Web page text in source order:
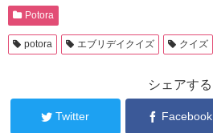
Potora
potora エブリデイクイズ クイズ
シェアする
Twitter Facebook